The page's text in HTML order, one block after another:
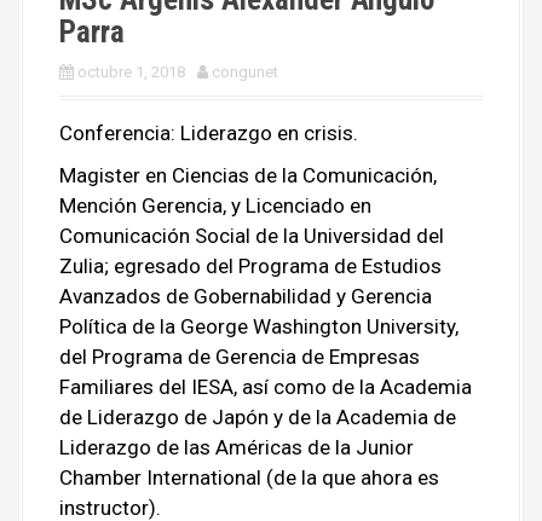
Parra
octubre 1, 2018 congunet
Conferencia: Liderazgo en crisis.
Magister en Ciencias de la Comunicación,
Mención Gerencia, y Licenciado en
Comunicación Social de la Universidad del
Zulia; egresado del Programa de Estudios
Avanzados de Gobernabilidad y Gerencia
Política de la George Washington University,
del Programa de Gerencia de Empresas
Familiares del IESA, así como de la Academia
de Liderazgo de Japón y de la Academia de
Liderazgo de las Américas de la Junior
Chamber International (de la que ahora es
instructor).